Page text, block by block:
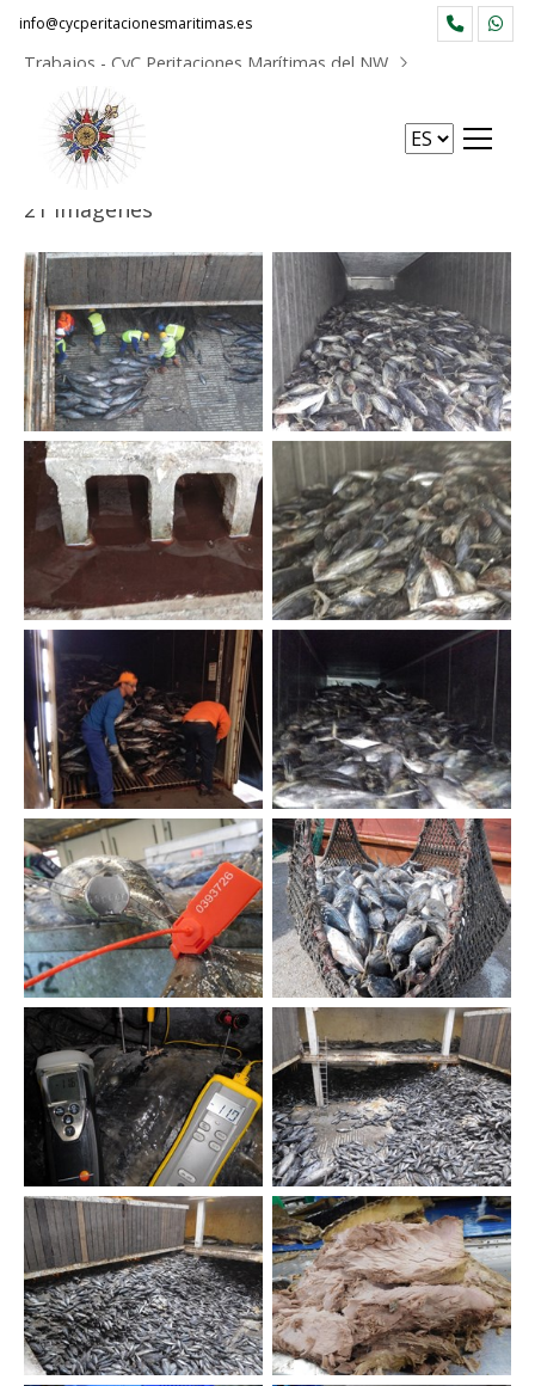
info@cycperitacionesmaritimas.es
Trabajos - CyC Peritaciones Marítimas del NW
Atun congelado / Frozen tuna
Atun congelado / Frozen tuna
21 imágenes